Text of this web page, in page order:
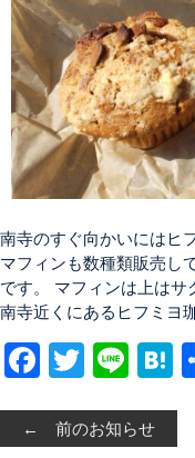
南寺のすぐ向かいにはヒ
マフィンも数種類販売し
です。 マフィンは上は
南寺近くにあるヒフミヨ
Facebook
Twitter Line
← 前のお知らせ